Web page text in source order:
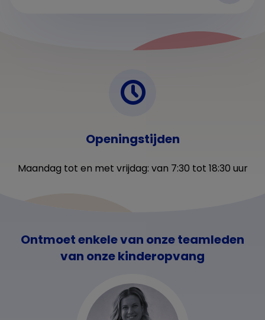
Openingstijden
Maandag tot en met vrijdag: van 7:30 tot 18:30 uur
Ontmoet enkele van onze teamleden
van onze kinderopvang